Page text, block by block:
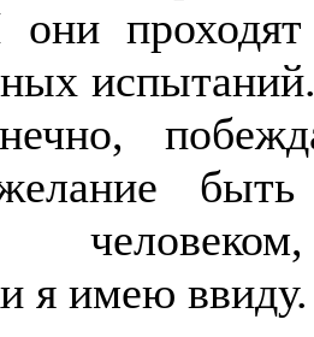
проходят
быть
я имею